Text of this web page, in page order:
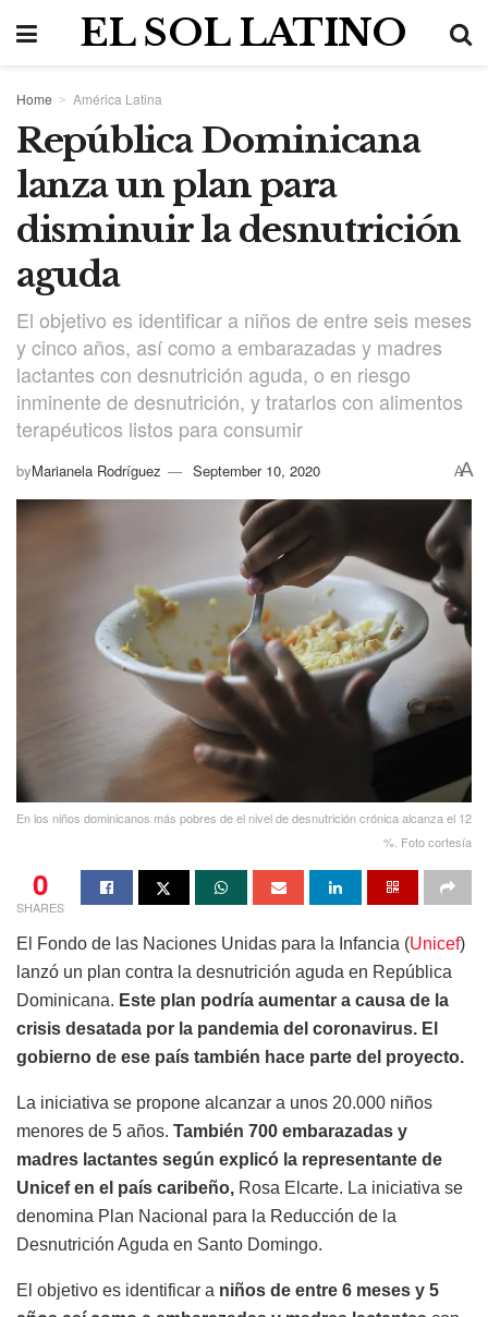
EL SOL LATINO
Home América Latina
República Dominicana
lanza un plan para
disminuir la desnutrición
aguda
El objetivo es identificar a niños de entre seis meses
y cinco años, así como a embarazadas y madres
lactantes con desnutrición aguda, o en riesgo
inminente de desnutrición, y tratarlos con alimentos
terapéuticos listos para consumir
byMarianela Rodríguez September 10, 2020 AA
En los niños dominicanos más pobres de el nivel de desnutrición crónica alcanza el 12
%. Foto cortesía
0
SHARES
El Fondo de las Naciones Unidas para la Infancia (Unicef)
lanzó un plan contra la desnutrición aguda en República
Dominicana. Este plan podría aumentar a causa de la
crisis desatada por la pandemia del coronavirus. El
gobierno de ese país también hace parte del proyecto.
La iniciativa se propone alcanzar a unos 20.000 niños
menores de 5 años. También 700 embarazadas y
madres lactantes según explicó la representante de
Unicef en el país caribeño, Rosa Elcarte. La iniciativa se
denomina Plan Nacional para la Reducción de la
Desnutrición Aguda en Santo Domingo.
El objetivo es identificar a niños de entre 6 meses y 5